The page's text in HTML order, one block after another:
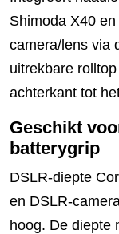
Shimoda X40
camera/lens via
uitrekbare
achterkant tot
Geschikt
batterygrip
DSLR-diepte
en DSLR-
hoog. De diepte